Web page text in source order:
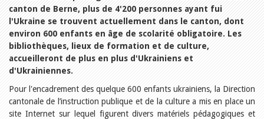
Services
Utiliser biblioBE.ch
Utilisation
Finances
Personnel
Gestion de la qualité
Droit et politique
Relations publiques
Encouragement à la lecture
Du monde entier
Divers
canton de Berne, plus de 4'200 personnes ayant fui
l'Ukraine se trouvent actuellement dans le canton, dont
environ 600 enfants en âge de scolarité obligatoire. Les
bibliothèques, lieux de formation et de culture,
accueilleront de plus en plus d'Ukrainiens et
d'Ukrainiennes.
Pour l'encadrement des quelque 600 enfants ukrainiens, la Direction
cantonale de l’instruction publique et de la culture a mis en place un
site Internet sur lequel figurent divers matériels pédagogiques et